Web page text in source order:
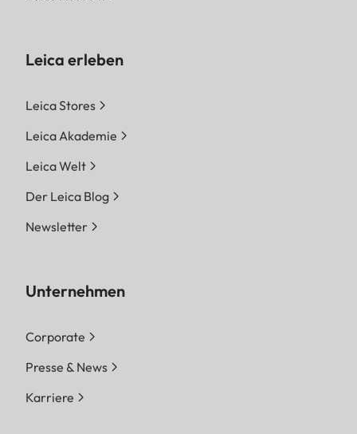
Leica erleben
Leica Stores
Leica Akademie
Leica Welt
Der Leica Blog
Newsletter
Unternehmen
Corporate
Presse & News
Karriere